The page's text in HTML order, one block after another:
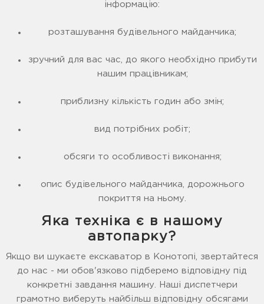
інформацію:
розташування будівельного майданчика;
зручний для вас час, до якого необхідно прибути
нашим працівникам;
приблизну кількість годин або змін;
вид потрібних робіт;
обсяги то особливості виконання;
опис будівельного майданчика, дорожнього
покриття на ньому.
Яка техніка є в нашому
автопарку?
Якщо ви шукаєте екскаватор в Конотопі, звертайтеся
до нас - ми обов'язково підберемо відповідну під
конкретні завдання машину. Наші диспетчери
грамотно виберуть найбільш відповідну обсягами